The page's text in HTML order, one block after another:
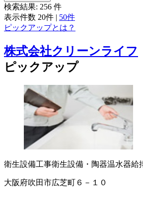
検索結果: 256 件
表示件数 20件 | 50件
ピックアップとは？
株式会社クリーンライフ
ピックアップ
衛生設備工事衛生設備・陶器温水器給
大阪府吹田市広芝町６－１０